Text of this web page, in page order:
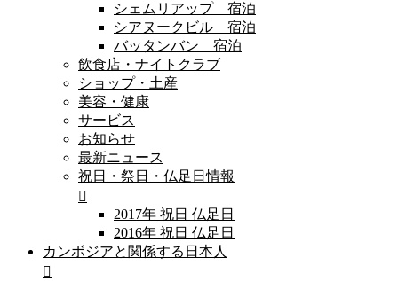
シェムリアップ 宿泊
シアヌークビル 宿泊
バッタンバン 宿泊
飲食店・ナイトクラブ
ショップ・土産
美容・健康
サービス
お知らせ
最新ニュース
祝日・祭日・仏足日情報
2017年 祝日 仏足日
2016年 祝日 仏足日
カンボジアと関係する日本人